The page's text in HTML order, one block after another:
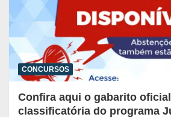
CONCURSOS
Confira aqui o gabarito
classificatória do programa